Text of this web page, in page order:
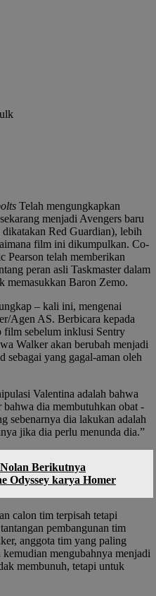
Telah mengungkapkan
menjadi Avengers baru
Red Guardian), lebih
film ini dikumpulkan. Co-
Pearson telah memberikan
peran asli Taskmaster dalam
memasukkan Baron Zemo.
– kali ini, mengenai
Agen AS. Berbicara kepada
film sebelum inklusi Sentry
Walker akan berubah menjadi
sebagai yang gagal-aman oleh
Valentina adalah bahwa
dia membutuhkan obat -
sebenarnya dia lakukan adalah
jika dia perlu menunda dia.”
Berikutnya
Odyssey karya Homer
calon tim terpisah tetapi
pembangunan tim
anggota tim yang paling
mengubahnya menjadi
membunuh, tetapi untuk